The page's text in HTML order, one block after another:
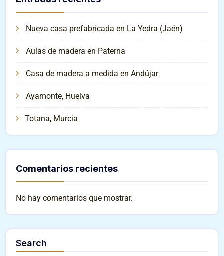
Nueva casa prefabricada en La Yedra (Jaén)
Aulas de madera en Paterna
Casa de madera a medida en Andújar
Ayamonte, Huelva
Totana, Murcia
Comentarios recientes
No hay comentarios que mostrar.
Search